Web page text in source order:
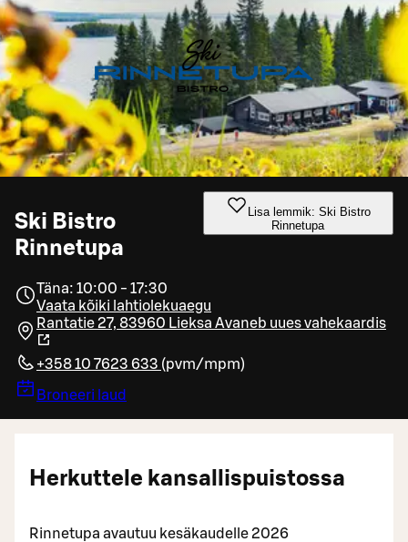
Ski Bistro
Rinnetupa
Lisa lemmik: Ski Bistro
Rinnetupa
Täna: 10:00 - 17:30
Vaata kõiki lahtiolekuaegu
Rantatie 27, 83960 Lieksa Avaneb uues vahekaardis
+358 10 7623 633 (pvm/mpm)
Broneeri laud
Herkuttele kansallispuistossa
Rinnetupa avautuu kesäkaudelle 2026